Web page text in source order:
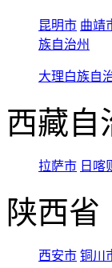
昆明市 曲靖
族自治州
大理白族自
西藏自
拉萨市 日喀
陕西省
西安市 铜川